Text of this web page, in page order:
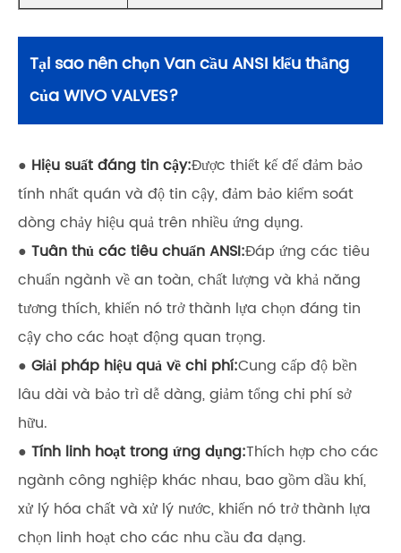
Tại sao nên chọn Van cầu ANSI kiểu thẳng
của WIVO VALVES?
● Hiệu suất đáng tin cậy:Được thiết kế để đảm bảo
tính nhất quán và độ tin cậy, đảm bảo kiểm soát
dòng chảy hiệu quả trên nhiều ứng dụng.
● Tuân thủ các tiêu chuẩn ANSI:Đáp ứng các tiêu
chuẩn ngành về an toàn, chất lượng và khả năng
tương thích, khiến nó trở thành lựa chọn đáng tin
cậy cho các hoạt động quan trọng.
● Giải pháp hiệu quả về chi phí:Cung cấp độ bền
lâu dài và bảo trì dễ dàng, giảm tổng chi phí sở
hữu.
● Tính linh hoạt trong ứng dụng:Thích hợp cho các
ngành công nghiệp khác nhau, bao gồm dầu khí,
xử lý hóa chất và xử lý nước, khiến nó trở thành lựa
chọn linh hoạt cho các nhu cầu đa dạng.